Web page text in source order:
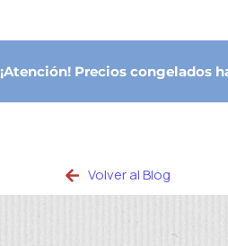
¡Atención! Precios congelados
Volver al Blog